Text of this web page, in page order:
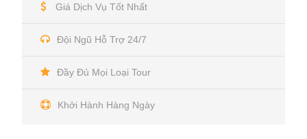
Giá Dịch Vụ Tốt Nhất
Đội Ngũ Hỗ Trợ 24/7
Đầy Đủ Mọi Loại Tour
Khởi Hành Hàng Ngày